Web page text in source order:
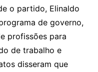
o partido, Elinaldo
de governo,
profissões para
de trabalho e
disseram que